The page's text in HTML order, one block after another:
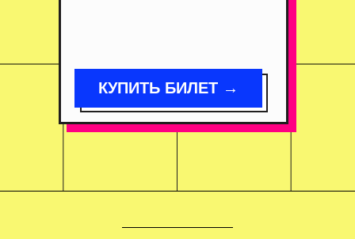
КУПИТЬ БИЛЕТ →